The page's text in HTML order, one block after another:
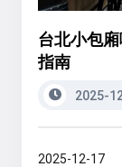
台北小包
指南
2025-
2025-12-17